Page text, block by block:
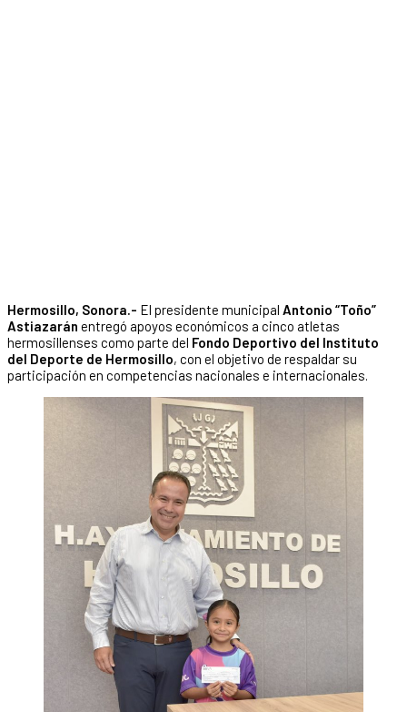
Hermosillo, Sonora.- El presidente municipal Antonio “Toño”
Astiazarán entregó apoyos económicos a cinco atletas
hermosillenses como parte del Fondo Deportivo del Instituto
del Deporte de Hermosillo, con el objetivo de respaldar su
participación en competencias nacionales e internacionales.